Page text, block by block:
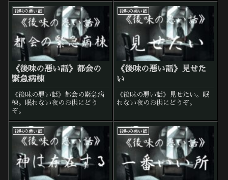
後味の悪い話
《後味の悪い話》都会の
緊急病棟
《後味の悪い話》都会の緊急病
棟。眠れない夜のお供にどう
ぞ。
後味の悪い話
《後味の悪い話》見せた
い
《後味の悪い話》見せたい。眠
れない夜のお供にどうぞ。
後味の悪い話 後味の悪い話